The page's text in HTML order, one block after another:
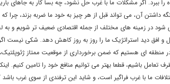
را ببرد. اگر مشکلات ما با غرب حل نشود، چه بسا کار به جاهای
داشتن آن، می تواند قبل از هر چیز به خود ما ضربه بزند، چرا
شود در زمینه های مختلف از جمله اقتصادی ضعیف تر شویم و
و افق دید استراتژیک ما را روز به روز کاهش دهد. شکی نیست
ای هستیم که ضمن برخورداری از موقعیت ممتاز ژئوپلتیک،
تعامل باشیم، قطعا بهتر می توانیم منافع خود را تامین کنیم.
ما با غرب فراگیر است، و شاید این ترفندی از سوی غرب